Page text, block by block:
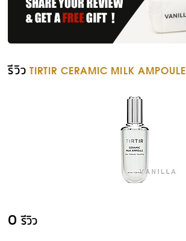
รีวิว TIRTIR CERAMIC MILK AMPOULE
0 รีวิว